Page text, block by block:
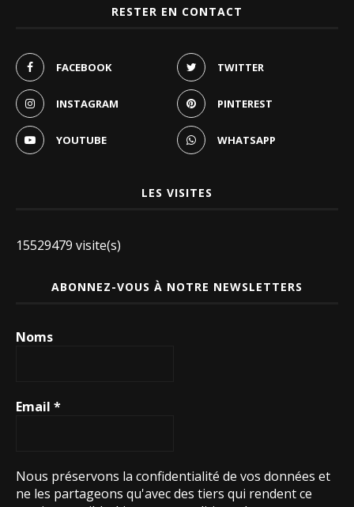
RESTER EN CONTACT
FACEBOOK TWITTER
INSTAGRAM PINTEREST
YOUTUBE WHATSAPP
LES VISITES
15529479 visite(s)
ABONNEZ-VOUS À NOTRE NEWSLETTERS
Noms
Email *
Nous préservons la confidentialité de vos données et
ne les partageons qu'avec des tiers qui rendent ce